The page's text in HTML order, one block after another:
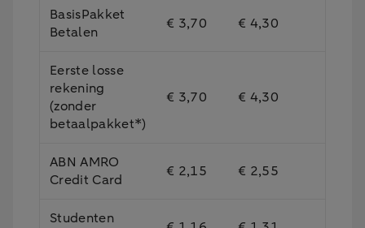
BasisPakket
Betalen
€ 3,70 € 4,30
Eerste losse
rekening
(zonder
betaalpakket*)
€ 3,70 € 4,30
ABN AMRO
Credit Card
€ 2,15 € 2,55
Studenten